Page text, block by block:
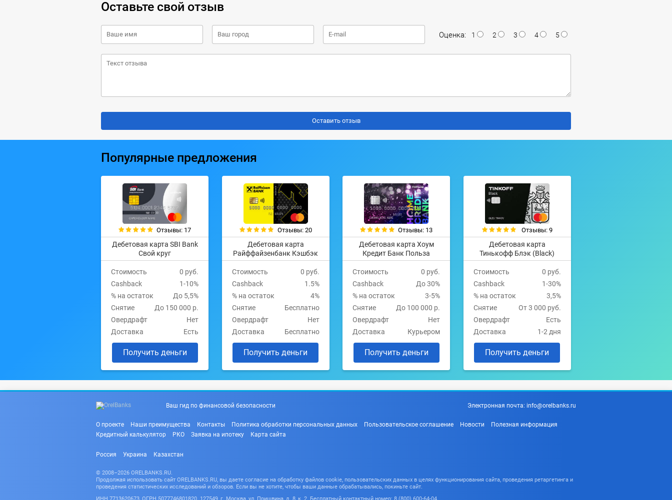
Оставьте свой отзыв
Оценка: 1 2 3 4 5
Популярные предложения
Отзывы: 17
Дебетовая карта SBI Bank
Свой круг
Стоимость
0 руб.
Cashback
1-10%
% на остаток
До 5,5%
Снятие
До 150 000 р.
Овердрафт
Нет
Доставка
Есть
Получить деньги
Отзывы: 20
Дебетовая карта
Райффайзенбанк Кэшбэк
Стоимость
0 руб.
Cashback
1.5%
% на остаток
4%
Снятие
Бесплатно
Овердрафт
Нет
Доставка
Бесплатно
Получить деньги
Отзывы: 13
Дебетовая карта Хоум
Кредит Банк Польза
Стоимость
0 руб.
Cashback
До 30%
% на остаток
3-5%
Снятие
До 100 000 р.
Овердрафт
Нет
Доставка
Курьером
Получить деньги
Отзывы: 9
Дебетовая карта
Тинькофф Блэк (Black)
Стоимость
0 руб.
Cashback
1-30%
% на остаток
3,5%
Снятие
От 3 000 руб.
Овердрафт
Есть
Доставка
1-2 дня
Получить деньги
Ваш гид по финансовой безопасности Электронная почта: info@orelbanks.ru
О проекте Наши преимущества Контакты Политика обработки персональных данных Пользовательское соглашение Новости
Полезная информация
Кредитный калькулятор
РКО Заявка на ипотеку Карта сайта
Россия Украина Казахстан
© 2008–2026 ORELBANKS.RU.
Продолжая использовать сайт ORELBANKS.RU, вы даете согласие на обработку файлов cookie, пользовательских данных в целях функционирования сайта, проведения ретаргетинга и
проведения статистических исследований и обзоров. Если вы не хотите, чтобы ваши данные обрабатывались, покиньте сайт.